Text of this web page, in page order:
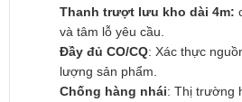
Thanh trượt lưu kho dài 4m:
và tâm lỗ yêu cầu.
Đầy đủ CO/CQ: Xác thực
lượng sản phẩm.
Chống hàng nhái: Thị trường